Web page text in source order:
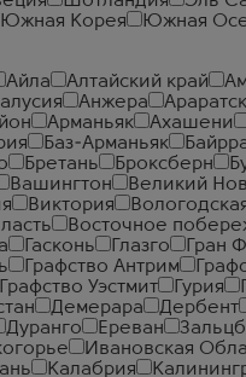
Южная Корея
Южная
Айла Алтайский край
Анжера
Арманьяк Ахашени
Баз-Арманьяк
Бретань Броксберн
Вашингтон
Великий
Виктория
Восточное
Гасконь Глазго
Гран
Графство Антрим
Графство Уэстмит Гурия
Демерара Дербент
Дуранго Ереван
Ивановская
Калабрия